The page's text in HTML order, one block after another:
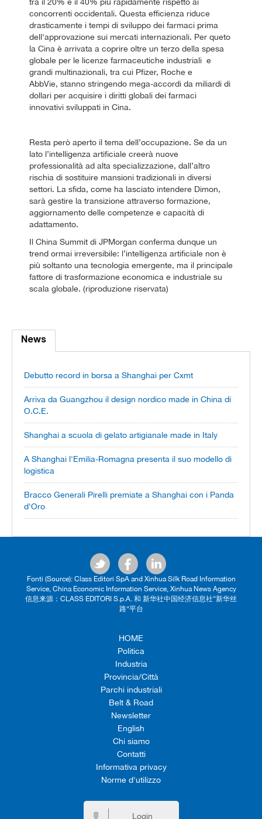
tra il 20% e il 40% più rapidamente rispetto ai
concorrenti occidentali. Questa efficienza riduce
drasticamente i tempi di sviluppo dei farmaci prima
dell'approvazione sui mercati internazionali. Per queto
la Cina è arrivata a coprire oltre un terzo della spesa
globale per le licenze farmaceutiche industriali e
grandi multinazionali, tra cui Pfizer, Roche e
AbbVie, stanno stringendo mega-accordi da miliardi di
dollari per acquisire i diritti globali dei farmaci
innovativi sviluppati in Cina.
Resta però aperto il tema dell’occupazione. Se da un
lato l’intelligenza artificiale creerà nuove
professionalità ad alta specializzazione, dall’altro
rischia di sostituire mansioni tradizionali in diversi
settori. La sfida, come ha lasciato intendere Dimon,
sarà gestire la transizione attraverso formazione,
aggiornamento delle competenze e capacità di
adattamento.
Il China Summit di JPMorgan conferma dunque un
trend ormai irreversibile: l’intelligenza artificiale non è
più soltanto una tecnologia emergente, ma il principale
fattore di trasformazione economica e industriale su
scala globale. (riproduzione riservata)
News
Debutto record in borsa a Shanghai per Cxmt
Arriva da Guangzhou il design nordico made in China di
O.C.E.
Shanghai a scuola di gelato artigianale made in Italy
A Shanghai l'Emilia-Romagna presenta il suo modello di
logistica
Bracco Generali Pirelli premiate a Shanghai con i Panda
d'Oro
Fonti (Source): Class Editori SpA and Xinhua Silk Road Information
Service, China Economic Information Service, Xinhua News Agency
信息来源：CLASS EDITORI S.p.A. 和 新华社中国经济信息社“新华丝
路”平台
HOME
Politica
Industria
Provincia/Città
Parchi industriali
Belt & Road
Newsletter
English
Chi siamo
Contatti
Informativa privacy
Norme d'utilizzo
Login